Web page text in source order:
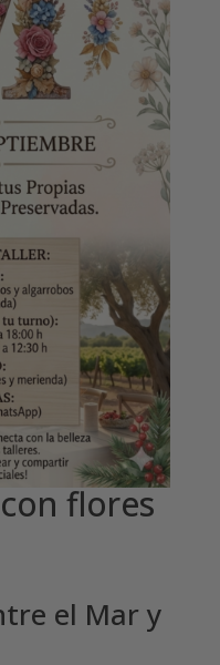
flores
el Mar y